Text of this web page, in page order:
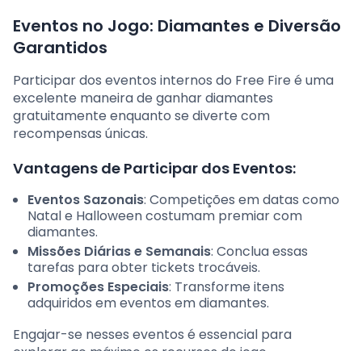
Eventos no Jogo: Diamantes e Diversão
Garantidos
Participar dos eventos internos do Free Fire é uma
excelente maneira de ganhar diamantes
gratuitamente enquanto se diverte com
recompensas únicas.
Vantagens de Participar dos Eventos:
Eventos Sazonais: Competições em datas como
Natal e Halloween costumam premiar com
diamantes.
Missões Diárias e Semanais: Conclua essas
tarefas para obter tickets trocáveis.
Promoções Especiais: Transforme itens
adquiridos em eventos em diamantes.
Engajar-se nesses eventos é essencial para